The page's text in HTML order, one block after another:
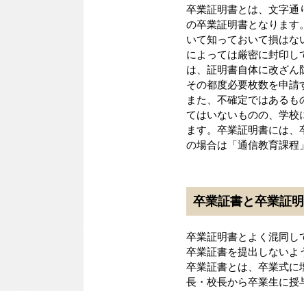
卒業証明書とは、文字通
の卒業証明書となります
いて知っておいて損はな
によっては厳密に封印し
は、証明書自体に改ざ
その都度必要枚数を申請
また、不確定ではある
てはいないものの、学校
ます。卒業証明書には
の場合は「通信教育課程
卒業証書と卒業証
卒業証明書とよく混同し
卒業証書を提出しないよ
卒業証書とは、卒業式に
長・校長から卒業生に授